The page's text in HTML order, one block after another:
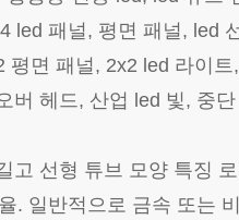
led 패널, 평면 패널, led
평면 패널, 2x2 led 라이
버 헤드, 산업 led 빛, 중
고 선형 튜브 모양 특징
. 일반적으로 금속 또는